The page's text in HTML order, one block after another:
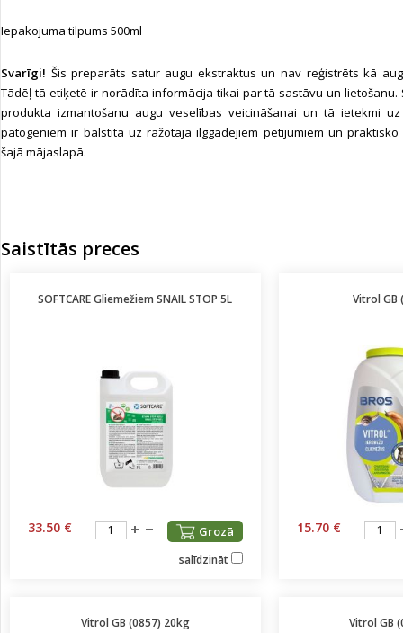
Iepakojuma tilpums 500ml
Svarīgi! Šis preparāts satur augu ekstraktus un nav reģistrēts kā
Tādēļ tā etiķetē ir norādīta informācija tikai par tā sastāvu un
produkta izmantošanu augu veselības veicināšanai un tā ietekmi
patogēniem ir balstīta uz ražotāja ilggadējiem pētījumiem un
šajā mājaslapā.
Saistītās preces
SOFTCARE Gliemežiem SNAIL STOP 5L
33.50 € Grozā
salīdzināt
Vitrol GB
15.70 €
Vitrol GB (0857) 20kg Vitrol GB